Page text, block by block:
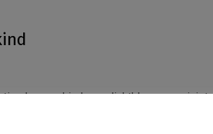
kunnen kinderen dichtklappen en juist
kan erg verwarrend en frustrerend zijn